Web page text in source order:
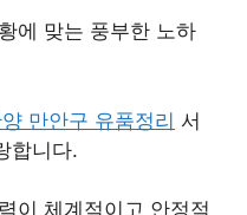
에 맞는 풍부한 노하
만안구 유품정리 서
합니다.
이 체계적이고 안정적